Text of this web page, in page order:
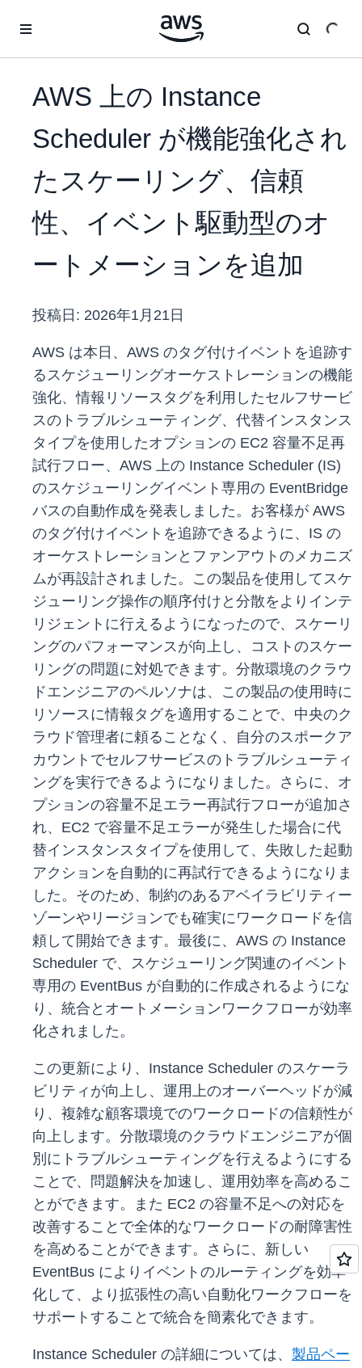
AWS 上の Instance
Scheduler が機能強化され
たスケーリング、信頼
性、イベント駆動型のオ
ートメーションを追加
投稿日: 2026年1月21日
AWS は本日、AWS のタグ付けイベントを追跡す
るスケジューリングオーケストレーションの機能
強化、情報リソースタグを利用したセルフサービ
スのトラブルシューティング、代替インスタンス
タイプを使用したオプションの EC2 容量不足再
試行フロー、AWS 上の Instance Scheduler (IS)
のスケジューリングイベント専用の EventBridge
バスの自動作成を発表しました。お客様が AWS
のタグ付けイベントを追跡できるように、IS の
オーケストレーションとファンアウトのメカニズ
ムが再設計されました。この製品を使用してスケ
ジューリング操作の順序付けと分散をよりインテ
リジェントに行えるようになったので、スケーリ
ングのパフォーマンスが向上し、コストのスケー
リングの問題に対処できます。分散環境のクラウ
ドエンジニアのペルソナは、この製品の使用時に
リソースに情報タグを適用することで、中央のク
ラウド管理者に頼ることなく、自分のスポークア
カウントでセルフサービスのトラブルシューティ
ングを実行できるようになりました。さらに、オ
プションの容量不足エラー再試行フローが追加さ
れ、EC2 で容量不足エラーが発生した場合に代
替インスタンスタイプを使用して、失敗した起動
アクションを自動的に再試行できるようになりま
した。そのため、制約のあるアベイラビリティー
ゾーンやリージョンでも確実にワークロードを信
頼して開始できます。最後に、AWS の Instance
Scheduler で、スケジューリング関連のイベント
専用の EventBus が自動的に作成されるようにな
り、統合とオートメーションワークフローが効率
化されました。
この更新により、Instance Scheduler のスケーラ
ビリティが向上し、運用上のオーバーヘッドが減
り、複雑な顧客環境でのワークロードの信頼性が
向上します。分散環境のクラウドエンジニアが個
別にトラブルシューティングを行えるようにする
ことで、問題解決を加速し、運用効率を高めるこ
とができます。また EC2 の容量不足への対応を
改善することで全体的なワークロードの耐障害性
を高めることができます。さらに、新しい
EventBus によりイベントのルーティングを効率
化して、より拡張性の高い自動化ワークフローを
サポートすることで統合を簡素化できます。
Instance Scheduler の詳細については、 製品ペー